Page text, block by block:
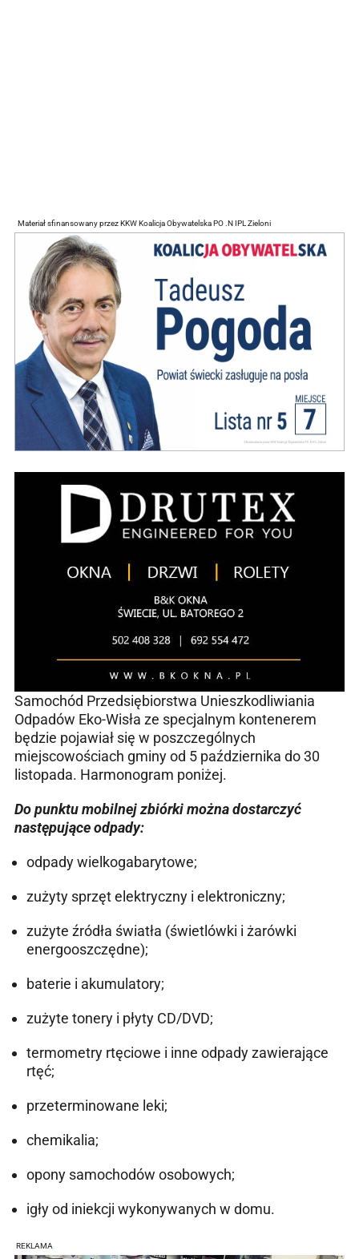
Materiał sfinansowany przez KKW Koalicja Obywatelska PO .N IPL Zieloni
Samochód Przedsiębiorstwa Unieszkodliwiania
Odpadów Eko-Wisła ze specjalnym kontenerem
będzie pojawiał się w poszczególnych
miejscowościach gminy od 5 października do 30
listopada. Harmonogram poniżej.
Do punktu mobilnej zbiórki można dostarczyć
następujące odpady:
odpady wielkogabarytowe;
zużyty sprzęt elektryczny i elektroniczny;
zużyte źródła światła (świetlówki i żarówki
energooszczędne);
baterie i akumulatory;
zużyte tonery i płyty CD/DVD;
termometry rtęciowe i inne odpady zawierające
rtęć;
przeterminowane leki;
chemikalia;
opony samochodów osobowych;
igły od iniekcji wykonywanych w domu.
REKLAMA